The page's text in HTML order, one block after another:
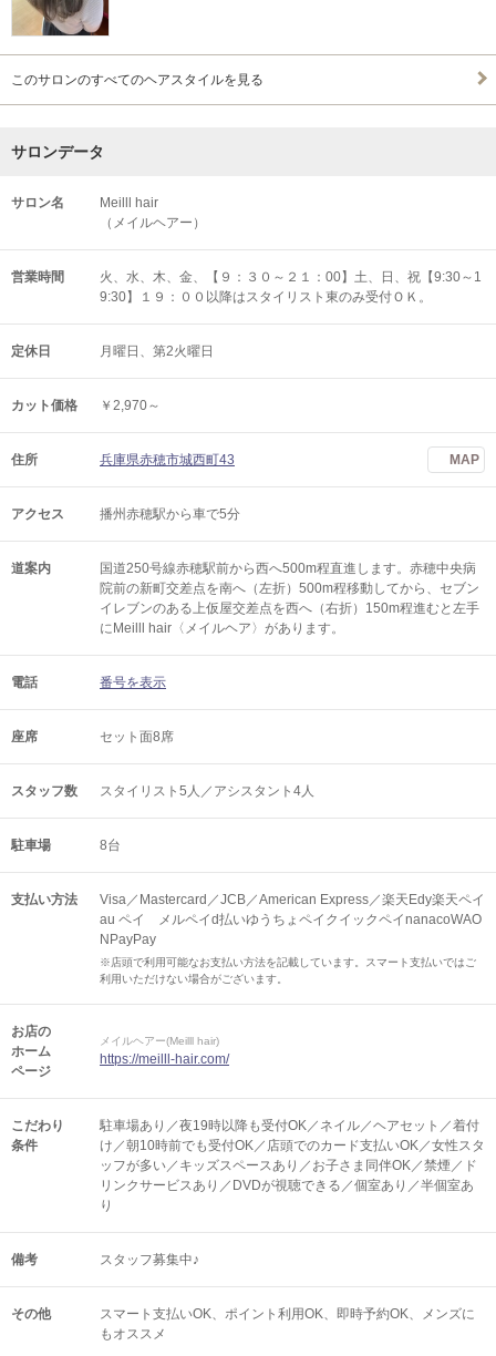
このサロンのすべてのヘアスタイルを見る
サロンデータ
サロン名
Meilll hair
（メイルヘアー）
営業時間
火、水、木、金、【９：３０～２１：00】土、日、祝【9:30～1
9:30】１９：００以降はスタイリスト東のみ受付ＯＫ。
定休日 月曜日、第2火曜日
カット価格 ￥2,970～
住所 兵庫県赤穂市城西町43 MAP
アクセス 播州赤穂駅から車で5分
道案内
国道250号線赤穂駅前から西へ500m程直進します。赤穂中央病
院前の新町交差点を南へ（左折）500m程移動してから、セブン
イレブンのある上仮屋交差点を西へ（右折）150m程進むと左手
にMeilll hair〈メイルヘア〉があります。
電話 番号を表示
座席 セット面8席
スタッフ数 スタイリスト5人／アシスタント4人
駐車場 8台
支払い方法
Visa／Mastercard／JCB／American Express／楽天Edy楽天ペイ
au ペイ メルペイd払いゆうちょペイクイックペイnanacoWAO
NPayPay
※店頭で利用可能なお支払い方法を記載しています。スマート支払いではご
利用いただけない場合がございます。
お店の
ホーム
ページ
メイルヘアー(Meilll hair)
https://meilll-hair.com/
こだわり
条件
駐車場あり／夜19時以降も受付OK／ネイル／ヘアセット／着付
け／朝10時前でも受付OK／店頭でのカード支払いOK／女性スタ
ッフが多い／キッズスペースあり／お子さま同伴OK／禁煙／ド
リンクサービスあり／DVDが視聴できる／個室あり／半個室あ
り
備考 スタッフ募集中♪
その他 スマート支払いOK ポイント利用OK 即時予約OK
メンズに
もオススメ